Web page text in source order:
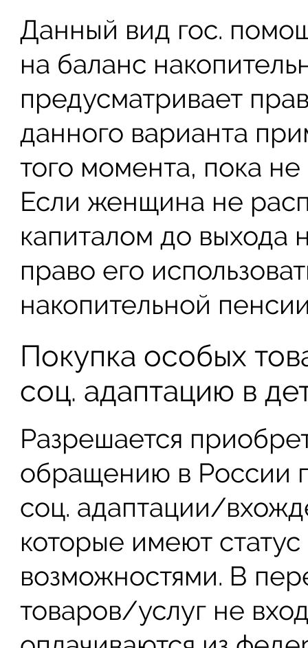
Данный вид гос.
на баланс
предусматривает
данного варианта
того момента, пока
Если женщина не
капиталом до выхода
право его
накопительной
Покупка особых
соц. адаптацию в
Разрешается
обращению в России
соц. адаптации/
которые имеют
возможностями. В
товаров/услуг не